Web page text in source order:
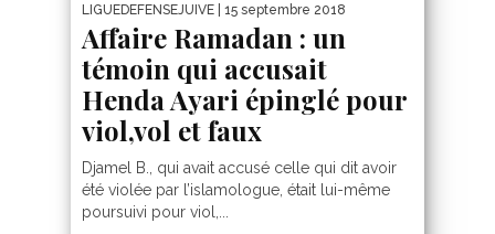
LIGUEDEFENSEJUIVE | 15 septembre 2018
Affaire Ramadan : un
témoin qui accusait
Henda Ayari épinglé pour
viol,vol et faux
Djamel B., qui avait accusé celle qui dit avoir
été violée par l’islamologue, était lui-même
poursuivi pour viol,...